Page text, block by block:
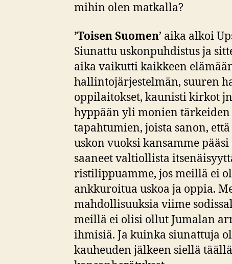
mihin olen matkalla?
’Toisen Suomen’ aika alkoi
Siunattu uskonpuhdistus ja
aika vaikutti kaikkeen
hallintojärjestelmän, suuren
oppilaitokset, kaunisti kirkot
hyppään yli monien
tapahtumien, joista sanon,
uskon vuoksi kansamme
saaneet valtiollista
ristilippuamme, jos meillä ei
ankkuroitua uskoa ja oppia.
mahdollisuuksia viime
meillä ei olisi ollut Jumalan
ihmisiä. Ja kuinka siunattuja
kauheuden jälkeen siellä